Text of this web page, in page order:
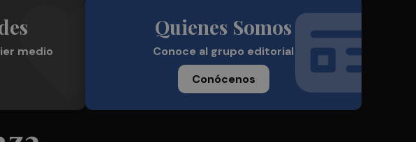
medio
Quienes Somos
Conoce al grupo editorial
Conócenos